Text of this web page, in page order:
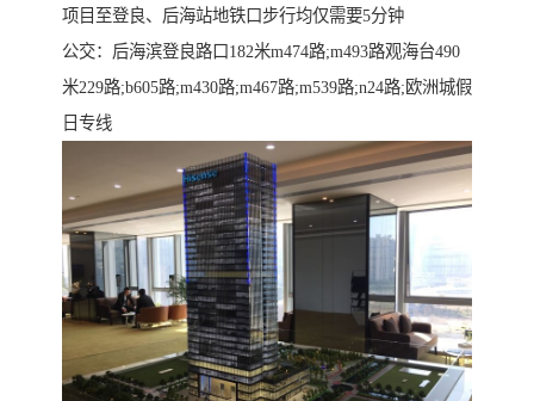
项目至登良、后海站地铁口步行均仅需要5分钟
公交：后海滨登良路口182米m474路;m493路观海台490
米229路;b605路;m430路;m467路;m539路;n24路;欧洲城假
日专线